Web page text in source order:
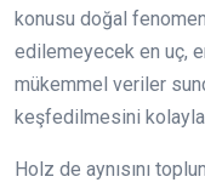
konusu doğal
edilemeyecek en uç,
mükemmel veriler
keşfedilmesini
Holz de aynısını